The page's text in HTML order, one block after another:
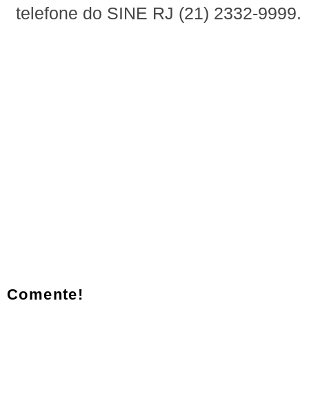
telefone do SINE RJ (21) 2332-9999.
Comente!